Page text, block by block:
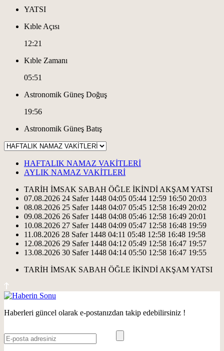
YATSI
Kıble Açısı
12:21
Kıble Zamanı
05:51
Astronomik Güneş Doğuş
19:56
Astronomik Güneş Batış
HAFTALIK NAMAZ VAKİTLERİ
AYLIK NAMAZ VAKİTLERİ
TARİH İMSAK SABAH ÖĞLE İKİNDİ AKŞAMYATSI
07.08.2026 24 Safer 1448 04:05 05:44 12:59 16:50 20:03
08.08.2026 25 Safer 1448 04:07 05:45 12:58 16:49 20:02
09.08.2026 26 Safer 1448 04:08 05:46 12:58 16:49 20:01
10.08.2026 27 Safer 1448 04:09 05:47 12:58 16:48 19:59
11.08.2026 28 Safer 1448 04:11 05:48 12:58 16:48 19:58
12.08.2026 29 Safer 1448 04:12 05:49 12:58 16:47 19:57
13.08.2026 30 Safer 1448 04:14 05:50 12:58 16:47 19:55
TARİH İMSAK SABAH ÖĞLE İKİNDİ AKŞAMYATSI
Haberleri güncel olarak e-postanızdan takip edebilirsiniz !